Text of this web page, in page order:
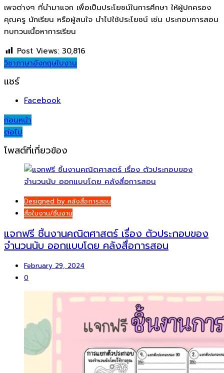
เพจต่างๆ ที่นำมาแจก เพื่อเป็นประโยชน์ในการศึกษา ให้ผู้ปกครอง
คุณครู นักเรียน หรือผู้สนใจ นำไปใช้ประโยชน์ เช่น ประกอบการสอน
ทบทวนเนื้อหาการเรียน
Post Views: 30,816
วิชาภาษาอังกฤษใบงาน
แชร์
Facebook
Post
navigation
ก่อนหน้า
ต่อไป
โพสต์ที่เกี่ยวข้อง
Designed by คลังสื่อการสอน
สื่อใบงาน/ชิ้นงาน
แจกฟรี ชิ้นงานคณิตศาสตร์ เรื่อง ตัวประกอบของ
จำนวนนับ ออกแบบโดย คลังสื่อการสอน
February 29, 2024
0